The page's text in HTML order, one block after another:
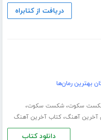
دریافت از کتابراه
بهترین رمان‌ها
سکوت،شکست سکوت،
آخرین آهنگ،کتاب آخرین آهنگ
دانلود کتاب